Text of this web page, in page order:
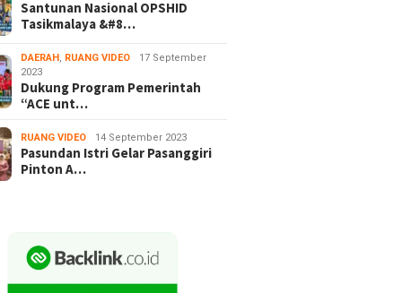
Santunan Nasional OPSHID
Tasikmalaya &#8…
DAERAH , RUANG VIDEO
17 September
2023
Dukung Program Pemerintah
“ACE unt…
RUANG VIDEO 14 September 2023
Pasundan Istri Gelar Pasanggiri
Pinton A…